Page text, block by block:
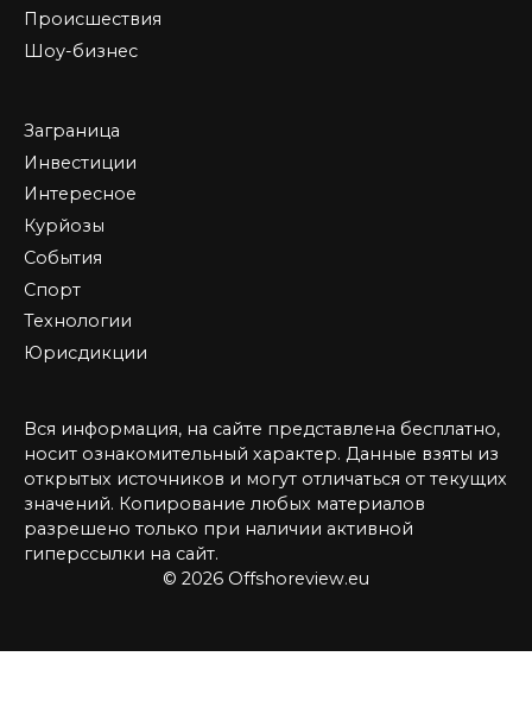
Происшествия
Шоу-бизнес
Заграница
Инвестиции
Интересное
Курйозы
События
Спорт
Технологии
Юрисдикции
Вся информация, на сайте представлена бесплатно,
носит ознакомительный характер. Данные взяты из
открытых источников и могут отличаться от текущих
значений. Копирование любых материалов
разрешено только при наличии активной
гиперссылки на сайт.
© 2026 Offshoreview.eu